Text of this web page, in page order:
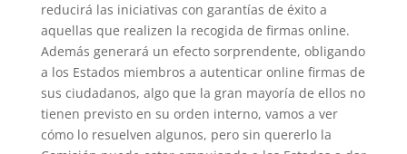
reducirá las iniciativas con garantías de éxito a
aquellas que realizen la recogida de firmas online.
Además generará un efecto sorprendente, obligando
a los Estados miembros a autenticar online firmas de
sus ciudadanos, algo que la gran mayoría de ellos no
tienen previsto en su orden interno, vamos a ver
cómo lo resuelven algunos, pero sin quererlo la